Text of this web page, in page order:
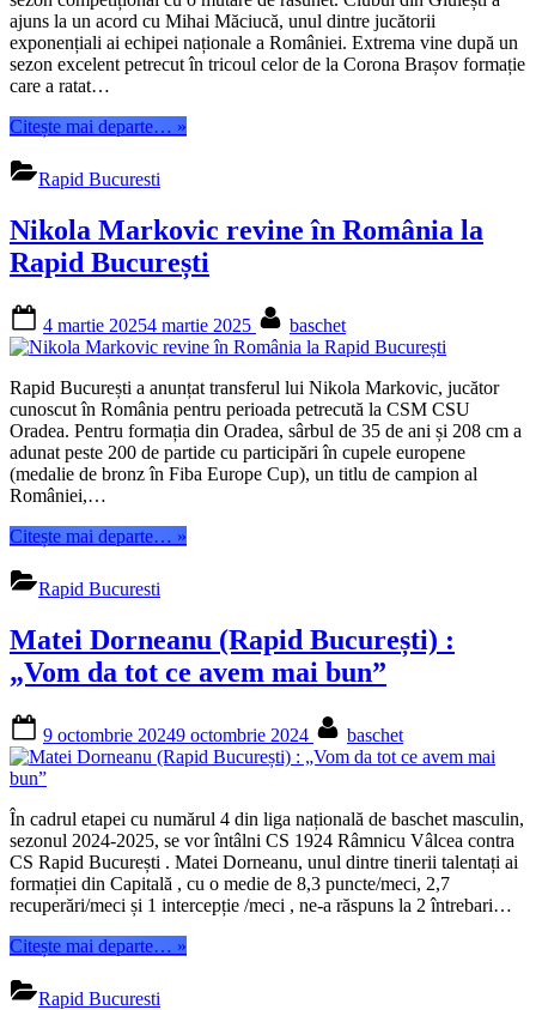
ajuns la un acord cu Mihai Măciucă, unul dintre jucătorii
exponențiali ai echipei naționale a României. Extrema vine după un
sezon excelent petrecut în tricoul celor de la Corona Brașov formație
care a ratat…
Citește mai departe… “Mihai
Rapid
București”
»
Rapid Bucuresti
Nikola Markovic revine în România la
Rapid București
on
4 martie 20254 martie 2025 baschet
Rapid București a anunțat transferul lui Nikola Markovic, jucător
cunoscut în România pentru perioada petrecută la CSM CSU
Oradea. Pentru formația din Oradea, sârbul de 35 de ani și 208 cm a
adunat peste 200 de partide cu participări în cupele europene
(medalie de bronz în Fiba Europe Cup), un titlu de campion al
României,…
Citește mai departe… “Nikola
la
Rapid
București”
»
Rapid Bucuresti
Matei Dorneanu (Rapid București) :
„Vom da tot ce avem mai bun”
on
9 octombrie 20249 octombrie 2024 baschet
În cadrul etapei cu numărul 4 din liga națională de baschet masculin,
sezonul 2024-2025, se vor întâlni CS 1924 Râmnicu Vâlcea contra
CS Rapid București . Matei Dorneanu, unul dintre tinerii talentați ai
formației din Capitală , cu o medie de 8,3 puncte/meci, 2,7
recuperări/meci și 1 intercepție /meci , ne-a răspuns la 2 întrebari…
Citește mai departe… “Matei
»
Rapid Bucuresti